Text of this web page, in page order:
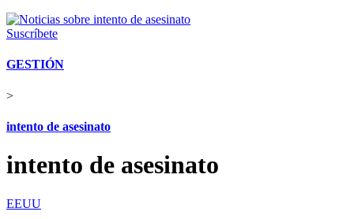
Suscríbete
GESTIÓN
>
intento de asesinato
intento de asesinato
EEUU